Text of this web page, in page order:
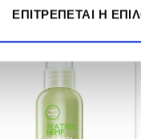
ΕΠΙΤΡΈΠΕΤΑΙ Η